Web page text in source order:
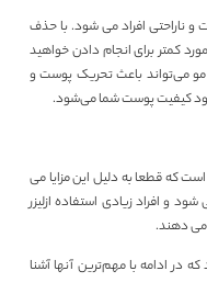
ناراحتی افراد می­ شود. با حذف
کمتر برای انجام دادن خواهید
می‌تواند باعث تحریک پوست و
کیفیت پوست شما می‌شود.
که قطعا به دلیل این مزایا می
شود و افراد زیادی استفاده ازلیزر
می دهند.
در ادامه با مهم‌ترین آنها آشنا